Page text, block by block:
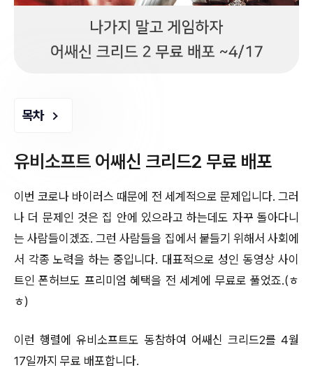
목차
유비소프트 어쌔신 크리드2 무료 배포
이번 코로나 바이러스 때문에 전 세계적으로 문제입니다. 그러
나 더 문제인 것은 집 안에 있으라고 하는데도 자꾸 돌아다니
는 사람들이겠죠. 그런 사람들을 집에서 붙들기 위해서 사회에
서 각종 노력을 하는 중입니다. 대표적으로 성인 동영상 사이
트인 폰허브도 프리미엄 혜택을 전 세계에 무료로 풀었죠.(ㅎ
ㅎ)
이런 행렬에 유비소프트도 동참하여 어쌔신 크리드2를 4월
17일까지 무료 배포합니다.